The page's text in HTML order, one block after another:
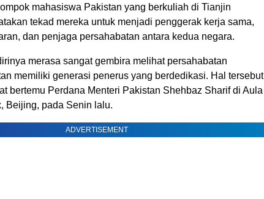
mahasiswa Pakistan yang berkuliah di Tianjin
tekad mereka untuk menjadi penggerak kerja sama,
dan penjaga persahabatan antara kedua negara.
merasa sangat gembira melihat persahabatan
memiliki generasi penerus yang berdedikasi. Hal tersebut
bertemu Perdana Menteri Pakistan Shehbaz Sharif di Aula
Beijing, pada Senin lalu.
ADVERTISEMENT